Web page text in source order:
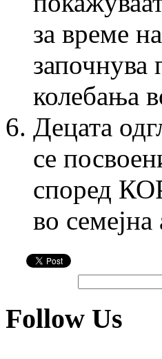
за време
започнува
колебања
Децата
се
според
во
Follow Us